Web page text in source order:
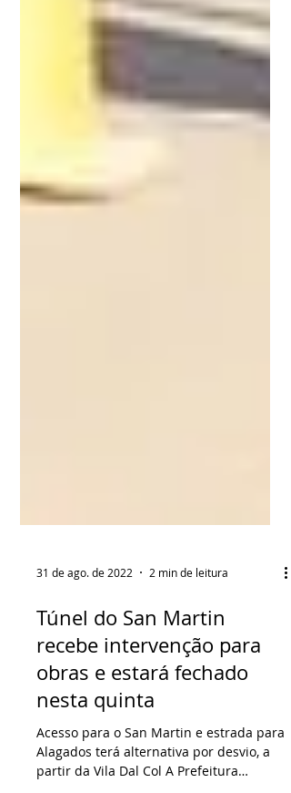
31 de ago. de 2022 2 min de leitura
Túnel do San Martin
recebe intervenção para
obras e estará fechado
nesta quinta
Acesso para o San Martin e estrada para